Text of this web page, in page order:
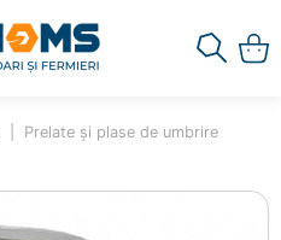
Prelate și plase de umbrire